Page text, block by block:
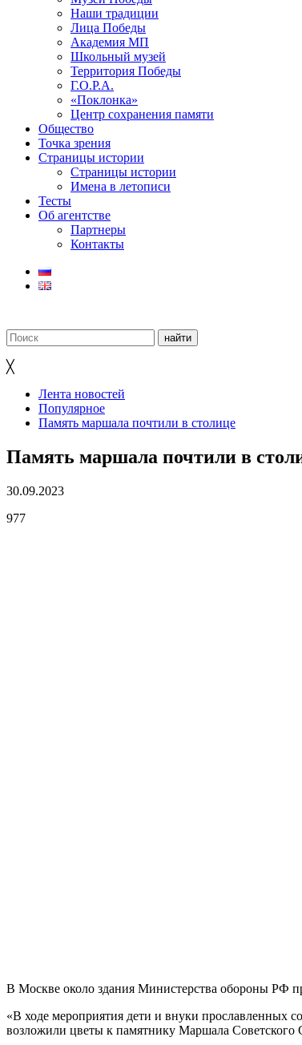
Наши традиции
Лица Победы
Академия МП
Школьный музей
Территория Победы
Г.О.Р.А.
«Поклонка»
Центр сохранения памяти
Общество
Точка зрения
Страницы истории
Страницы истории
Имена в летописи
Тесты
Об агентстве
Партнеры
Контакты
╳
Лента новостей
Популярное
Память маршала почтили в столице
Память маршала почтили в
30.09.2023
977
В Москве около здания Министерства обороны РФ
«В ходе мероприятия дети и внуки прославленных
возложили цветы к памятнику Маршала Советского